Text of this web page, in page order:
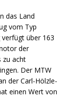
das Land
vom Typ
über 163
der
zu acht
Der MTW
der Carl-Hölzle-
einen Wert von